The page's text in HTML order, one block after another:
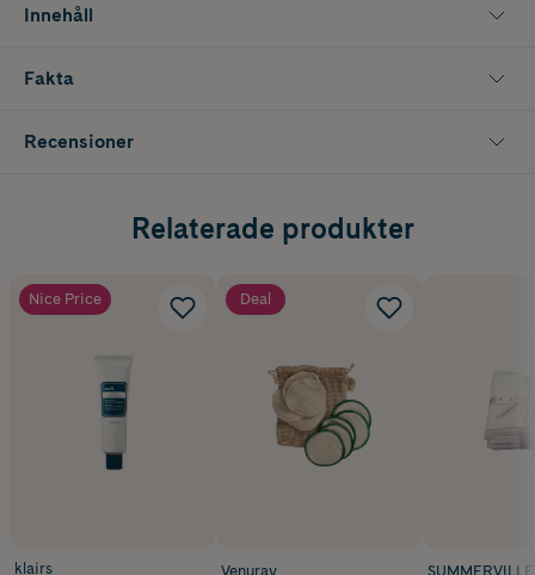
Innehåll
Fakta
Recensioner
Relaterade produkter
Nice Price
klairs
Deal
Venuray